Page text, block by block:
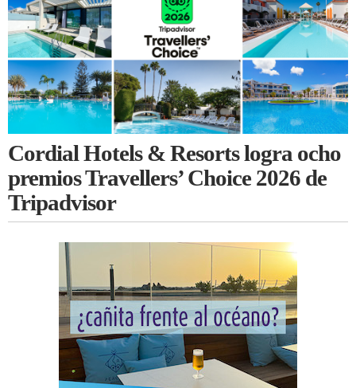
Cordial Hotels & Resorts logra ocho
premios Travellers’ Choice 2026 de
Tripadvisor